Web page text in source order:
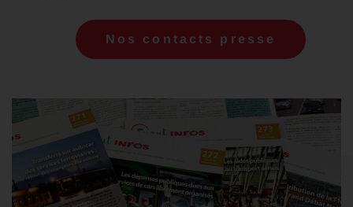
Nos contacts presse